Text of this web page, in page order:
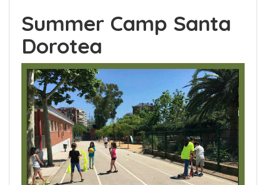
Summer Camp Santa
Dorotea